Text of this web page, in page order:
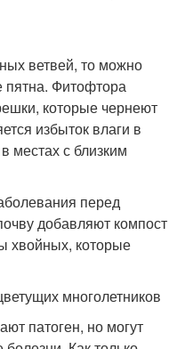
ветвей, то можно
пятна. Фитофтора
которые чернеют
избыток влаги в
местах с близким
перед
добавляют компост
хвойных, которые
многолетников
патоген, но могут